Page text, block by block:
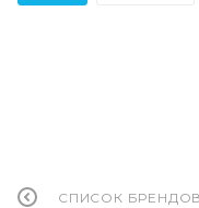
СПИСОК БРЕНДОВ